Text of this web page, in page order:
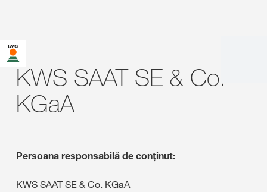
KWS SAAT SE & Co.
KGaA
Persoana responsabilă de conținut:
KWS SAAT SE & Co. KGaA